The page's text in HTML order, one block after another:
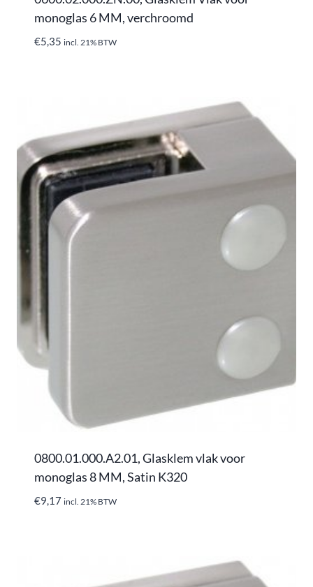
monoglas 6 MM, verchroomd
€5,35 incl. 21% BTW
0800.01.000.A2.01, Glasklem vlak voor
monoglas 8 MM, Satin K320
€9,17 incl. 21% BTW